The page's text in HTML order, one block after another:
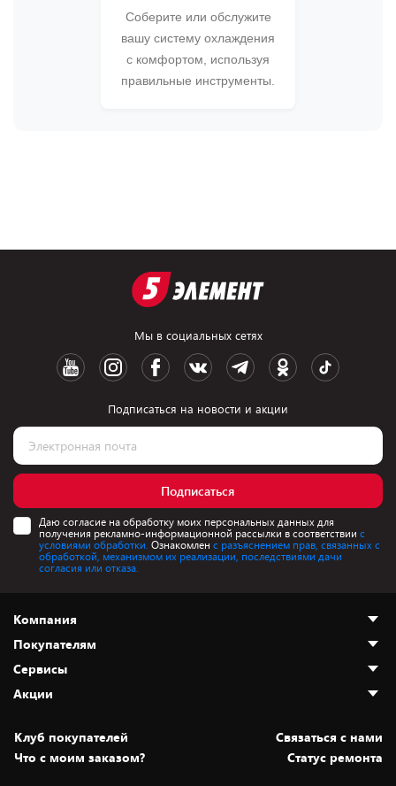
Соберите или обслужите
вашу систему охлаждения
с комфортом, используя
правильные инструменты.
Мы в социальных сетях
Подписаться на новости и акции
Подписаться
Даю согласие на обработку моих персональных данных для
получения рекламно-информационной рассылки в соответствии с
условиями обработки. Ознакомлен с разъяснением прав, связанных с
обработкой, механизмом их реализации, последствиями дачи
согласия или отказа.
Компания
О нас
Адреса магазинов
Новости
Статьи и обзоры
Вакансии
Покупателям
Как сделать заказ
Оплата и доставка
Безналичный расчёт
Обмен и возврат товара
Сервисы
Установка техники
Для игровых консолей
Акции
Скидки и промокоды
Белорусские товары
Клуб покупателей
Cвязаться с нами
Что с моим заказом?
Статус ремонта